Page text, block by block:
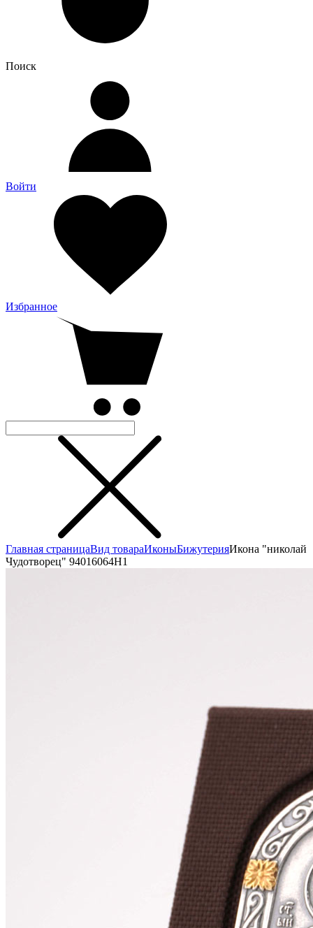
Поиск
Войти
Избранное
Главная страницаВид товараИконыБижутерияИкона "николай
Чудотворец" 94016064Н1